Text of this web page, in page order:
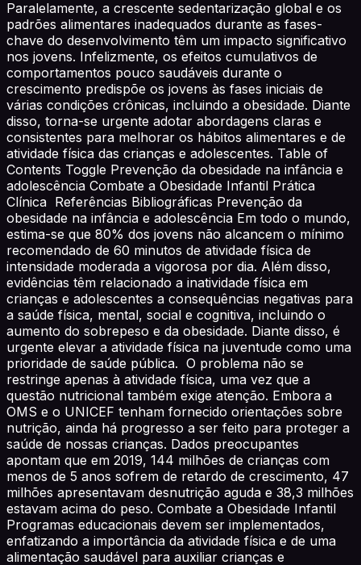
Paralelamente, a crescente sedentarização global e os
padrões alimentares inadequados durante as fases-
chave do desenvolvimento têm um impacto significativo
nos jovens. Infelizmente, os efeitos cumulativos de
comportamentos pouco saudáveis durante o
crescimento predispõe os jovens às fases iniciais de
várias condições crônicas, incluindo a obesidade. Diante
disso, torna-se urgente adotar abordagens claras e
consistentes para melhorar os hábitos alimentares e de
atividade física das crianças e adolescentes. Table of
Contents Toggle Prevenção da obesidade na infância e
adolescência Combate a Obesidade Infantil Prática
Clínica Referências Bibliográficas Prevenção da
obesidade na infância e adolescência Em todo o mundo,
estima-se que 80% dos jovens não alcancem o mínimo
recomendado de 60 minutos de atividade física de
intensidade moderada a vigorosa por dia. Além disso,
evidências têm relacionado a inatividade física em
crianças e adolescentes a consequências negativas para
a saúde física, mental, social e cognitiva, incluindo o
aumento do sobrepeso e da obesidade. Diante disso, é
urgente elevar a atividade física na juventude como uma
prioridade de saúde pública. O problema não se
restringe apenas à atividade física, uma vez que a
questão nutricional também exige atenção. Embora a
OMS e o UNICEF tenham fornecido orientações sobre
nutrição, ainda há progresso a ser feito para proteger a
saúde de nossas crianças. Dados preocupantes
apontam que em 2019, 144 milhões de crianças com
menos de 5 anos sofrem de retardo de crescimento, 47
milhões apresentavam desnutrição aguda e 38,3 milhões
estavam acima do peso. Combate a Obesidade Infantil
Programas educacionais devem ser implementados,
enfatizando a importância da atividade física e de uma
alimentação saudável para auxiliar crianças e